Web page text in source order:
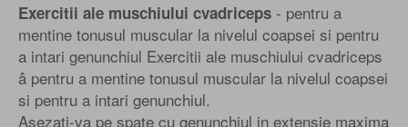
Exercitii ale muschiului cvadriceps - pentru a
mentine tonusul muscular la nivelul coapsei si pentru
a intari genunchiul Exercitii ale muschiului cvadriceps
â pentru a mentine tonusul muscular la nivelul coapsei
si pentru a intari genunchiul.
Asezati-va pe spate cu genunchiul in extensie maxima